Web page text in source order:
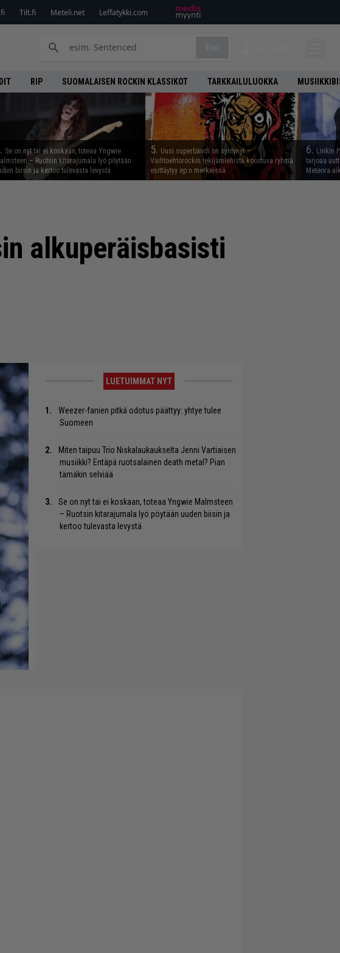
Tilt.fi Meteli.net Leffatykki.com
RIP SUOMALAISEN ROCKIN KLASSIKOT TARKKAILULUOKKA
Se on nyt tai ei koskaan, toteaa Yngwie
– Ruotsin kitarajumala lyö pöytään
biisin ja kertoo tulevasta levystä
5. Uusi superbändi on syntynyt –
Vaihtoehtorockin tekijämiehistä koostuva ryhmä
esittäytyy ep:n merkeissä
6. Linkin
tarjoaa
Meteora-
alkuperäisbasisti
LUETUIMMAT NYT
Weezer-fanien pitkä odotus päättyy: yhtye tulee
Suomeen
Miten taipuu Trio Niskalaukaukselta Jenni Vartiaisen
musiikki? Entäpä ruotsalainen death metal? Pian
tämäkin selviää
Se on nyt tai ei koskaan, toteaa Yngwie Malmsteen
– Ruotsin kitarajumala lyö pöytään uuden biisin ja
kertoo tulevasta levystä